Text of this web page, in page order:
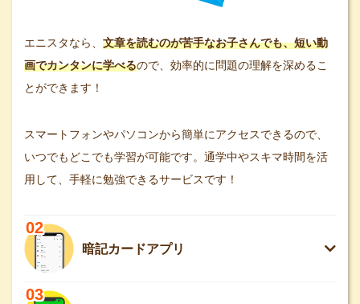
エニスタなら、 文章を読むのが苦手なお子さんでも、短い動
画でカンタンに学べるので、効率的に問題の理解を深めるこ
とができます！
スマートフォンやパソコンから簡単にアクセスできるので、
いつでもどこでも学習が可能です。通学中やスキマ時間を活
用して、手軽に勉強できるサービスです！
02
暗記カードアプリ
03